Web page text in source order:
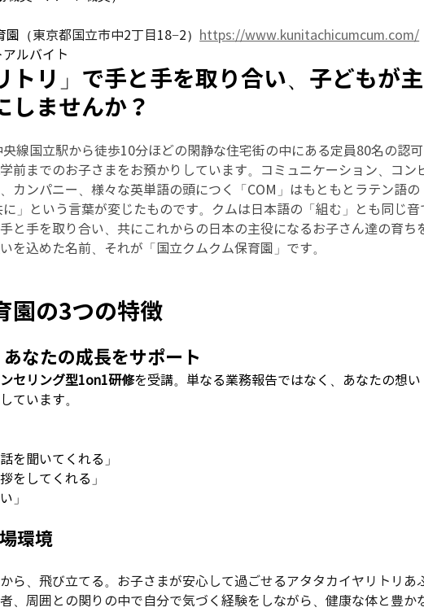
園（東京都国立市中2丁目18−2） https://www.kunitachicumcum.com/
ルバイト
トリ」で手と手を取り合い、子どもが主
しませんか？
線国立駅から徒歩10分ほどの閑静な住宅街の中にある定員80名の認可
前までのお子さまをお預かりしています。コミュニケーション、コン
カンパニー、様々な英単語の頭につく「COM」はもともとラテン語の
に」という言葉が変じたものです。クムは日本語の「組む」とも同じ音
と手を取り合い、共にこれからの日本の主役になるお子さん達の育ち
を込めた名前、それが「国立クムクム保育園」です。
園の3つの特徴
なたの成長をサポート
セリング型1on1研修を受講。単なる業務報告ではなく、あなたの想い
ています。
を聞いてくれる」
をしてくれる」
」
環境
ら、飛び立てる。お子さまが安心して過ごせるアタタカイヤリトリあ
、周囲との関りの中で自分で気づく経験をしながら、健康な体と豊か